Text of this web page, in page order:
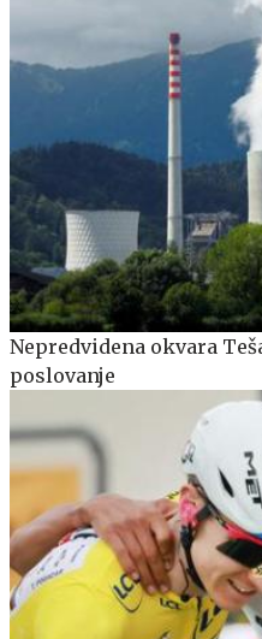
Nepredvidena okvara
poslovanje